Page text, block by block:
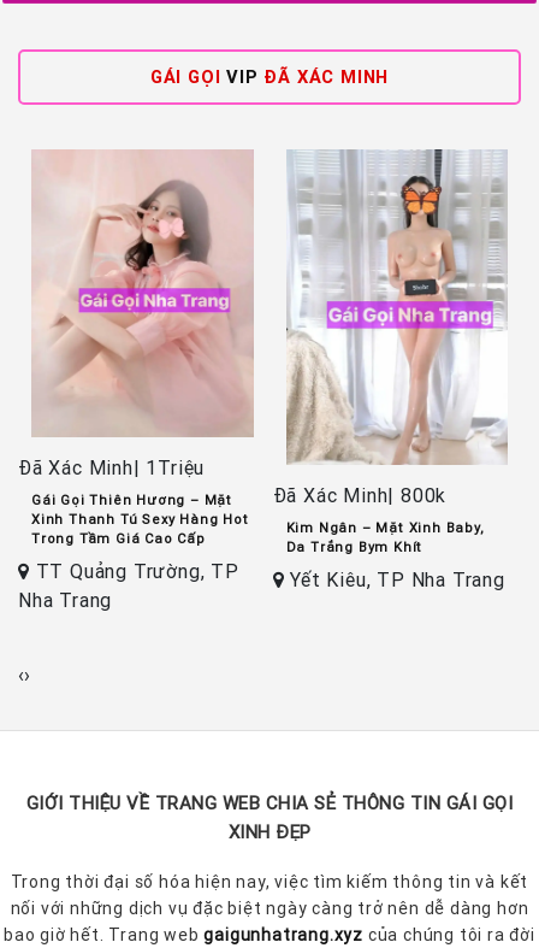
GÁI GỌIVIP ĐÃ XÁC MINH
Đã Xác Minh| 1Triệu
Gái Gọi Thiên Hương – Mặt
Xinh Thanh Tú Sexy Hàng Hot
Trong Tầm Giá Cao Cấp
TT Quảng Trường, TP
Nha Trang
Đã Xác Minh| 800k
Kim Ngân – Mặt Xinh Baby,
Da Trắng Bym Khít
Yết Kiêu, TP Nha Trang
‹›
GIỚI THIỆU VỀ TRANG WEB CHIA SẺ THÔNG TIN GÁI GỌI
XINH ĐẸP
Trong thời đại số hóa hiện nay, việc tìm kiếm thông tin và kết
nối với những dịch vụ đặc biệt ngày càng trở nên dễ dàng hơn
bao giờ hết. Trang webgaigunhatrang.xyz của chúng tôi ra đời